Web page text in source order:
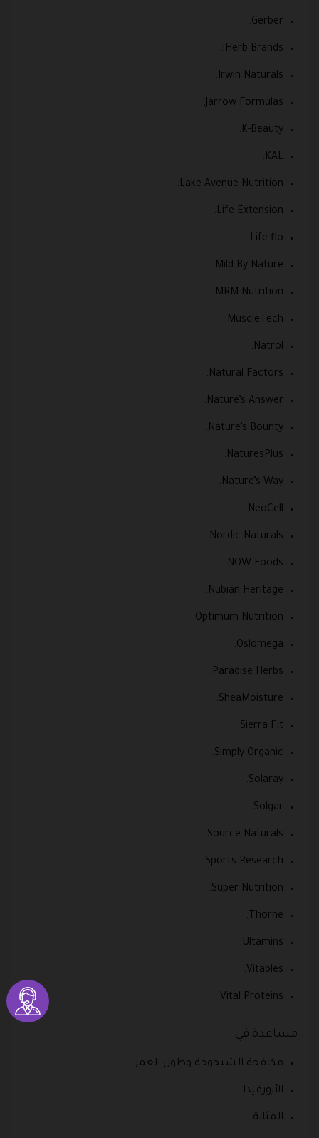
Gerber.
iHerb Brands.
Irwin Naturals.
Jarrow Formulas.
K-Beauty.
KAL.
Lake Avenue Nutrition.
Life Extension.
Life-flo.
Mild By Nature.
MRM Nutrition.
MuscleTech.
Natrol.
Natural Factors.
Nature’s Answer.
Nature’s Bounty.
NaturesPlus.
Nature’s Way.
NeoCell.
Nordic Naturals.
NOW Foods.
Nubian Heritage.
Optimum Nutrition.
Oslomega.
Paradise Herbs.
SheaMoisture.
Sierra Fit.
Simply Organic.
Solaray.
Solgar.
Source Naturals.
Sports Research.
Super Nutrition.
Thorne.
Ultamins.
Vitables.
Vital Proteins.
مساعدة في
مكافحة الشيخوخة وطول العمر.
الأيورفيدا.
المثانة.